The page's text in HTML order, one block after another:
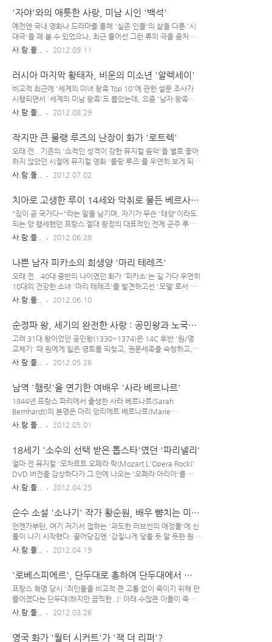
얘기가 있다.)..
붙는다. 조사해 보면 다 나오므로, 의심 가는 그 자식이 내 핏줄
인가 아닌가 정확하게 알아보기 위함이다. 기본적으로 인간이
자식을 낳는 것도 '자신의 유전자를 물려받은 후손'을 남김으로
써, 언젠가는 이 세상에서 사라져야 할 자기 하고자 하는 욕구에
사유들이고, 교..
'자야'와의 애틋한 사랑, 미남 시인 '백석'
예전엔 국내 영화나 드라마를 통해 '실존 인물'의 삶을 다룬 '시
대극'을 꽤 볼 수 있었으나, 최근 들어선 그런 류의 극을 좀처럼
보기 힘든 것 같다. 시인이나 소설가 등 문인이 주인공으로 나오
인물을 주인공으로 한 드라마나 영화 등이 나오면 좋겠단 생각을
종종 해보곤 한다. 1912년 평안북도 정주에서 태어난 백석은 윤
동주 못지않은 '얼짱 시인'으로 유명한데, 우리 나라 '시 문학
사'에서 많은 업적을 남겼으며 그의 삶 속에 기생 '자야'와의 로
로도 괜..
사.람.들.. 2012.09.11
러시아 마지막 황태자, 비운의 미소년 '알렉세이'
비교적 최근에 '세계의 미녀 왕족 Top 10'에 관한 설문 조사가
시행되면서 '세계의 미남 왕족'도 뽑았는데, 요즘 '남자 왕족
들'의 미모 수준은 상당히 별로여서 실망한 기억이 있다. 동화 삽
상화'로써 그들의 모습을 대략 짐작할 수 있었으나, 개중엔 화가
들이 미화하여 그린 것들이 많아서 그림만으로 실제 모습을 가늠
하기엔 한계가 있다. 하지만 20세기 이후에 살았던 왕족들 관련
해선 그들의 모습을 담은 '사진' 자료가 남아 있으며, 그것은 보
기물들 중엔..
사.람.들.. 2012.08.29
작지만 큰 물랭 루즈의 난장이 화가 '로트렉'
오래 전.. 기존의 '쇼적인 성격이 강한 뮤지컬 음악'을 별로 좋아
하지 않았던 시절에 뮤지컬 영화 '물랑 루즈'를 우연히 보게 되었
는데, 그 쪽 음악을 선호하지 않음에도 의외로 너무 재미있게 본
제작된 바 있다. 프랑스어 물랭 루즈(Moulin Rouge)는 '붉은
풍차'를 뜻하는 말로, 몽마르트에 위치한 그 캬바레 지붕에 빨간
풍차가 장식되어 있어서 '물랭 루즈'란 이름이 붙게 된 것이라 한
다. 후기 인상파 화가로 분류되는 로트렉(Lautrec)도 화가로 활
사.람.들.. 2012.07.02
치아로 고생한 루이 14세와 악취로 물든 베르사유
궁전
"짐이 곧 국가다~"라는 말을 남기며, 자기가 무슨 '태양'이라도
되는 양 행세했던 프랑스 절대 왕정의 대표적인 전제 군주 루이
14세.. 그에 대해 여러 뮤지컬이나 영화 등이 만들어졌고, 작위
내어 놓았지만, (실제로) 당시 프랑스 백성들 입장에서 보면 그
리 좋은 왕은 아니었던 것 같다. Louis XIV(1638~1715) 루이
14세가 나름 국력을 강화한답시고 잦은 전쟁을 일으키거나, 국
민들에게 높은 세금을 부과하거나, 화려한 베르사유 궁전을 짓
베르사유 궁..
사.람.들.. 2012.06.28
나쁜 남자 피카소의 희생양 '마리 테레즈'
오래 전.. 40대 중반의 나이였던 화가 '피카소'는 길 가다 우연히
10대의 건강한 소녀 '마리 테레즈'를 발견하고선 '모델'로서 자
신과 같이 일해보지 않겠느냐고 들이댔다. 그녀는 몇 달간 계속
에 여러 번 '동거할 여자'를 갈아 치웠는데, 자기가 싫증 나면 상
대 여성을 차 버리곤 했었다. 좋게 말해 '예술적 영감'을 얻기 위
해서이고, 나쁘게 말하면 피카소(Picasso)가 자신에게 부와 명
성을 안겨다 준 '예술(그림) 활동'에 엄한 여인네들을 '이용'한
하기..
사.람.들.. 2012.06.10
순정파 왕, 세기의 완전한 사랑 : 공민왕과 노국공
주
고려 31대 왕이었던 공민왕(1330~1374)은 14C 후반 '원/명
교체기' 때 원에게 잃은 영토를 되찾고, 권문세족을 숙청하고,
'반원 자주 정책'을 펼쳤던 개혁 군주이다. 원(元)의 간섭을 받던
려에 대한 간섭을 목적으로) 원나라 여성들이 장악하고 있었는
데, 공민왕의 경우엔 생모가 고려인이어서 왕위 계승에서 불리
한 위치에 있었기에 원나라의 노국 공주와 정략 결혼했고(1349
년) 그 후 왕위에 오를 수 있었다. 허나 그 시작은 '정략 결혼'이
곱고 현명하..
사.람.들.. 2012.05.26
남역 '햄릿'을 연기한 여배우 '사라 베르나르'
1844년 프랑스 파리에서 출생한 사라 베르나르(Sarah
Bernhardt)의 본명은 마리 앙리에트 베르나르(Marie
Henriette Bernardt)이며, 파리의 한 고급 매춘부의 딸로 태어
던 모르니 공작의 후원을 받아 국립 연극 학교인 콩세르바투아르
에 입학할 수 있게 되었다. Sarah Bernhardt(1844~1923) 사
라 베르나르(Sarah Bernhardt)는 콩세르바투아르를 졸업한 뒤
1863년 '코메디 프랑세즈'를 통해 배우로서 데뷔하였다. 하지
사.람.들.. 2012.05.01
18세기 '소수의 선택 받은 톱스타'였던 '파리넬리'
얼마 전 뮤지컬 '모차르트 오페라 락(Mozart L'Opera Rock)'
DVD 버전을 감상하다가 그 안에 나오는 '오페라 아리아'를 들
으며 전에 몰랐던 큰 매력을 느끼게 되었다. 개인적으로 '판본 비
고 싶은 장르였는데, 모차르트가 만든 오페라 아리아로 인해 생
각보다 일찍 관심 갖게 되었다. 어느덧 400년이 넘는 역사를 자
랑하게 된 '오페라'는 16세기 말 무렵에 탄생했다. 한 때는 예술
작품도 종교를 위해 존재했던 때가 있었으나, 그러한 '종교의 시
사.람.들.. 2012.04.25
순수 소설 '소나기' 작가 황순원, 배우 뺨치는 미
모?
언젠가부턴, 여기 저기서 접하는 '과도한 러브씬의 애정물'에 신
물이 나기 시작했다. 끌어당김엔 '감질나게 닿을 듯 말 듯한 뭔
가'가 있어야 한다 생각하는데, 요즘엔 영화를 봐도 그렇고 TV
걸 봐도 아무런 감흥이 생기질 않는다.(희소 가치가 없는데다가,
진한 러브씬을 지나치게 남발해서..) 몇 년 전에 한 드라마를 통
해 언론에서 이병헌과 김태희의 '사탕 키스'를 막 띄워준 적이 있
는데, 그러한 언론 보도 내용과는 달리 정작 '여초 사이트'에서
이런 반응들이 대세..
사.람.들.. 2012.04.19
'로베스피에르', 단두대로 흥하여 단두대에서 사
라지다
프랑스 혁명 당시 '죄인들을 비교적 큰 고통 없이 죽이기 위해 만
들어졌다는 단두대(하지만 끔찍한..)' 아래 수많은 이들이 죽어
갔다. 그 단두대로 가장 많은 사람들을 밀어넣은 이가 바로 '공포
리앙 드 로베스피에르(Maximilien de Robespierre)는 32세
사.람.들.. 2012.03.26
영국 화가 '월터 시커트'가 '잭 더 리퍼'?